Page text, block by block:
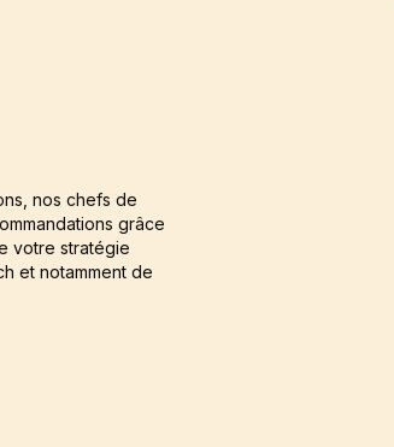
nos chefs de
grâce
votre stratégie
et notamment de